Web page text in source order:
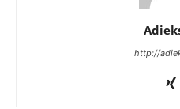
http://